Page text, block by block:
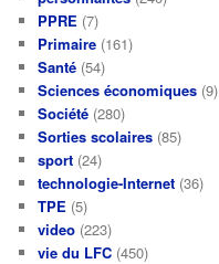
PPRE (7)
Primaire (161)
Santé (54)
Sciences économiques (9)
Société (280)
Sorties scolaires (85)
sport (24)
technologie-Internet (36)
TPE (5)
video (223)
vie du LFC (450)